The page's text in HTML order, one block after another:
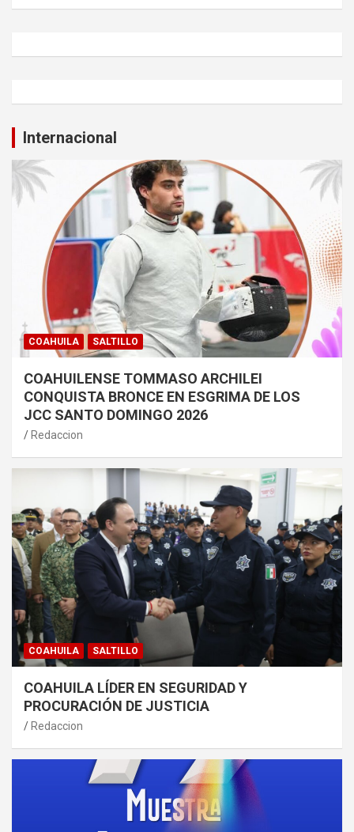
Internacional
COAHUILA SALTILLO
COAHUILENSE TOMMASO ARCHILEI
CONQUISTA BRONCE EN ESGRIMA DE LOS
JCC SANTO DOMINGO 2026
Redaccion
COAHUILA SALTILLO
COAHUILA LÍDER EN SEGURIDAD Y
PROCURACIÓN DE JUSTICIA
Redaccion